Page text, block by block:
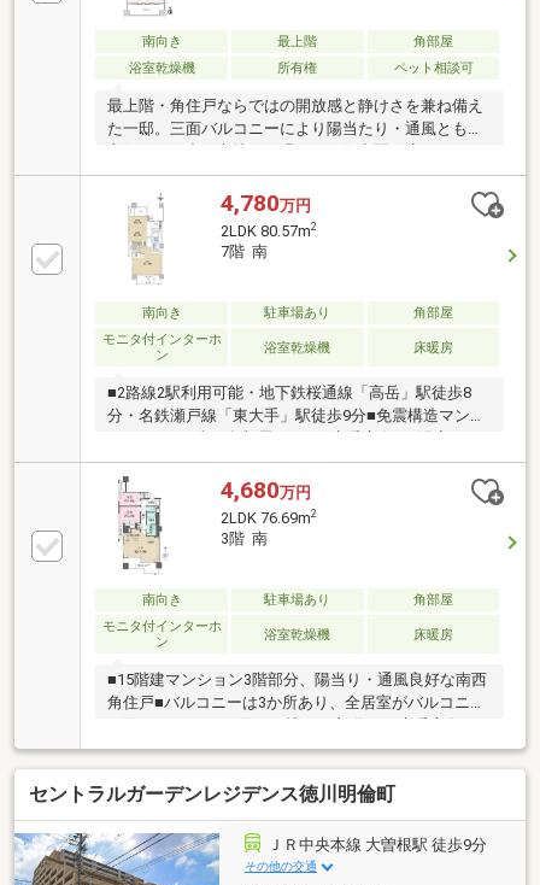
南向き 最上階
角部屋
浴室乾燥機
所有権 ペット相談可
最上階・角住戸ならではの開放感と静けさを兼ね備え
た一邸。三面バルコニーにより陽当たり・通風ともに
す。分譲時に3LDKから2LDKへ変更し、ゆとりある
LDKと高い収納力を実現。トランクルームやクローゼ
ットも充実し、室内をすっきりと保てます。免震構造
や充実のセキュリティ設備、ペット飼育可能など、安
心と快適性を両立。テレビ塔徒歩圏の都心立地なが
ら、旧武家屋敷街の落ち着いた街並みに包まれた住環
境も魅力です。
4,780万円
2LDK 80.57m2
7階 南
南向き 駐車場あり
角部屋
モニタ付インターホ
ン
浴室乾燥機 床暖房
■2路線2駅利用可能・地下鉄桜通線「高岳」駅徒歩8
分・名鉄瀬戸線「東大手」駅徒歩9分■免震構造マンシ
ビ・ミストサウナ有り■セコム24時間セキュリティ有
り■ペット飼育可（規約による制限有）～ライフイン
フォメーション～・山吹小学校まで約350ｍ（徒歩5
分）・冨士中学校まで約850ｍ（徒歩12分）・名古屋
文化幼稚園まで約320ｍ（徒歩4分）・マックスバリュ
代官店まで約1000ｍ（徒歩13分）・ファミリーマート
芳野屋東片端店まで約180ｍ（徒歩3分）・主税町公園
まで約200ｍ（徒歩3分）
4,680万円
2LDK 76.69m2
3階 南
南向き 駐車場あり
角部屋
モニタ付インターホ
ン
浴室乾燥機 床暖房
■15階建マンション3階部分、陽当り・通風良好な南西
角住戸■バルコニーは3か所あり、全居室がバルコニー
食器洗乾燥機、浄水器搭載の対面式システムキッチン
■浴室は追焚機能付きオートバス、ミストサウナ、浴
室乾燥機付き■各洋室や廊下など随所に収納有り■2025
年5月内装リフォーム実施・クロス(壁、天井)貼替・食
器洗乾燥機、ガスコンロ新規交換■2024年10月外装大
規模修繕工事実施■ペット相談可(細則有り)■24時間ゴ
セントラルガーデンレジデンス徳川明倫町
ＪＲ中央本線 大曽根駅 徒歩9分
その他の交通